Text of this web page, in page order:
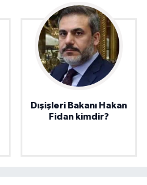
Dışişleri Bakanı Hakan
Fidan kimdir?